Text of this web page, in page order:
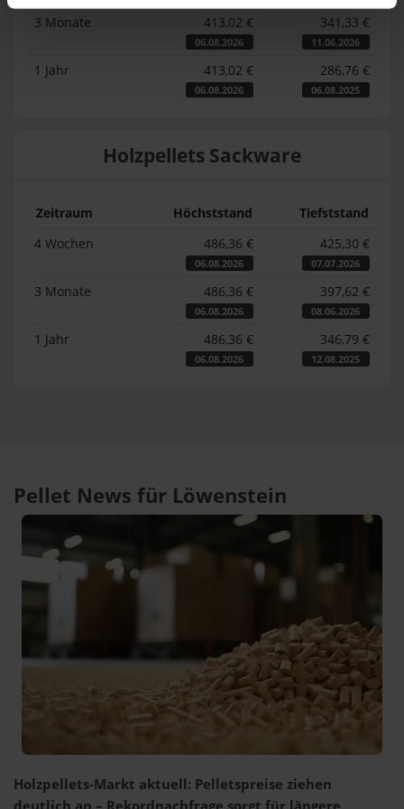
3 Monate 413,02 €
06.08.2026
341,33 €
11.06.2026
1 Jahr 413,02 €
06.08.2026
286,76 €
06.08.2025
Holzpellets Sackware
Zeitraum Höchststand
Tiefststand
4 Wochen
486,36 €
06.08.2026
425,30 €
07.07.2026
3 Monate 486,36 €
06.08.2026
397,62 €
08.06.2026
1 Jahr 486,36 €
06.08.2026
346,79 €
12.08.2025
Pellet News für Löwenstein
Holzpellets-Markt aktuell: Pelletspreise ziehen